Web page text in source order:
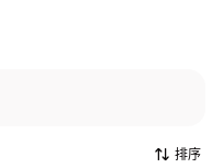
排序